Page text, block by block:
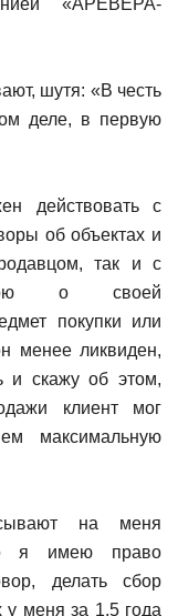
«АРЕВЕРА-
шутя: «В честь
деле, в первую
действовать с
об объектах и
так и с
о своей
покупки или
менее ликвиден,
и скажу об этом,
клиент мог
максимальную
на меня
я имею право
делать сбор
у меня за 1,5 года